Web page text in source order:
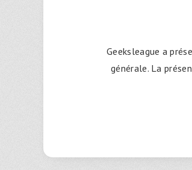
Geeksleague a
générale. La